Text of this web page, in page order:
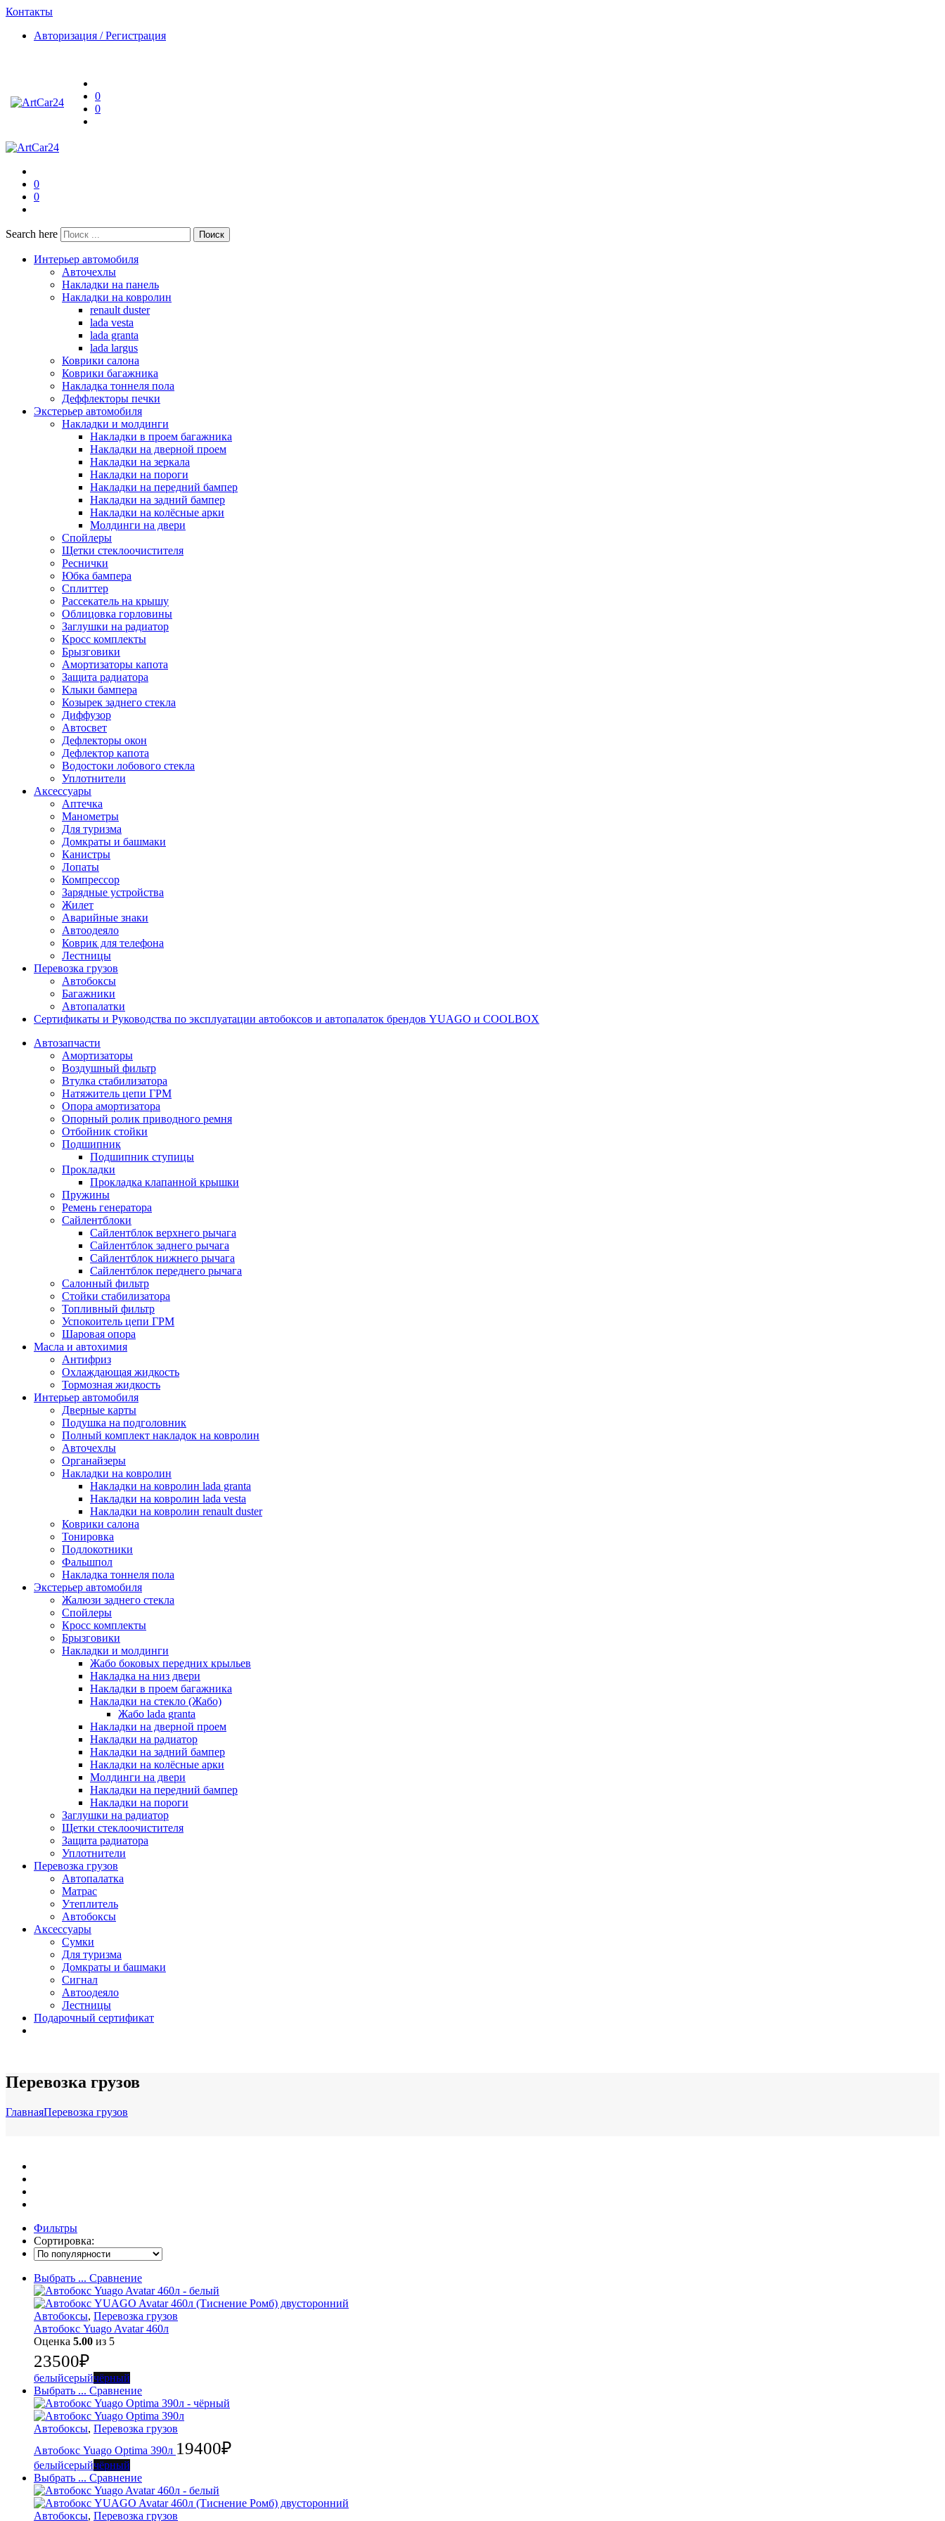
Контакты
Авторизация / Регистрация
0
0
0
0
Search here Поиск
Интерьер автомобиля
Авточехлы
Накладки на панель
Накладки на ковролин
renault duster
lada vesta
lada granta
lada largus
Коврики салона
Коврики багажника
Накладка тоннеля пола
Деффлекторы печки
Экстерьер автомобиля
Накладки и молдинги
Накладки в проем багажника
Накладки на дверной проем
Накладки на зеркала
Накладки на пороги
Накладки на передний бампер
Накладки на задний бампер
Накладки на колёсные арки
Молдинги на двери
Спойлеры
Щетки стеклоочистителя
Реснички
Юбка бампера
Сплиттер
Рассекатель на крышу
Облицовка горловины
Заглушки на радиатор
Кросс комплекты
Брызговики
Амортизаторы капота
Защита радиатора
Клыки бампера
Козырек заднего стекла
Диффузор
Автосвет
Дефлекторы окон
Дефлектор капота
Водостоки лобового стекла
Уплотнители
Аксессуары
Аптечка
Манометры
Для туризма
Домкраты и башмаки
Канистры
Лопаты
Компрессор
Зарядные устройства
Жилет
Аварийные знаки
Автоодеяло
Коврик для телефона
Лестницы
Перевозка грузов
Автобоксы
Багажники
Автопалатки
Сертификаты и Руководства по эксплуатации автобоксов и автопалаток брендов YUAGO и COOLBOX
Автозапчасти
Амортизаторы
Воздушный фильтр
Втулка стабилизатора
Натяжитель цепи ГРМ
Опора амортизатора
Опорный ролик приводного ремня
Отбойник стойки
Подшипник
Подшипник ступицы
Прокладки
Прокладка клапанной крышки
Пружины
Ремень генератора
Сайлентблоки
Сайлентблок верхнего рычага
Сайлентблок заднего рычага
Сайлентблок нижнего рычага
Сайлентблок переднего рычага
Салонный фильтр
Стойки стабилизатора
Топливный фильтр
Успокоитель цепи ГРМ
Шаровая опора
Масла и автохимия
Антифриз
Охлаждающая жидкость
Тормозная жидкость
Интерьер автомобиля
Дверные карты
Подушка на подголовник
Полный комплект накладок на ковролин
Авточехлы
Органайзеры
Накладки на ковролин
Накладки на ковролин lada granta
Накладки на ковролин lada vesta
Накладки на ковролин renault duster
Коврики салона
Тонировка
Подлокотники
Фальшпол
Накладка тоннеля пола
Экстерьер автомобиля
Жалюзи заднего стекла
Спойлеры
Кросс комплекты
Брызговики
Накладки и молдинги
Жабо боковых передних крыльев
Накладка на низ двери
Накладки в проем багажника
Накладки на стекло (Жабо)
Жабо lada granta
Накладки на дверной проем
Накладки на радиатор
Накладки на задний бампер
Накладки на колёсные арки
Молдинги на двери
Накладки на передний бампер
Накладки на пороги
Заглушки на радиатор
Щетки стеклоочистителя
Защита радиатора
Уплотнители
Перевозка грузов
Автопалатка
Матрас
Утеплитель
Автобоксы
Аксессуары
Сумки
Для туризма
Домкраты и башмаки
Сигнал
Автоодеяло
Лестницы
Подарочный сертификат
Перевозка грузов
ГлавнаяПеревозка грузов
Фильтры
Сортировка:
Выбрать ... Сравнение
Автобоксы, Перевозка грузов
Автобокс Yuago Avatar 460л
Оценка 5.00 из 5
23500₽
белыйсерыйчёрный
Выбрать ... Сравнение
Автобоксы, Перевозка грузов
Автобокс Yuago Optima 390л 19400₽
белыйсерыйчёрный
Выбрать ... Сравнение
Автобоксы, Перевозка грузов